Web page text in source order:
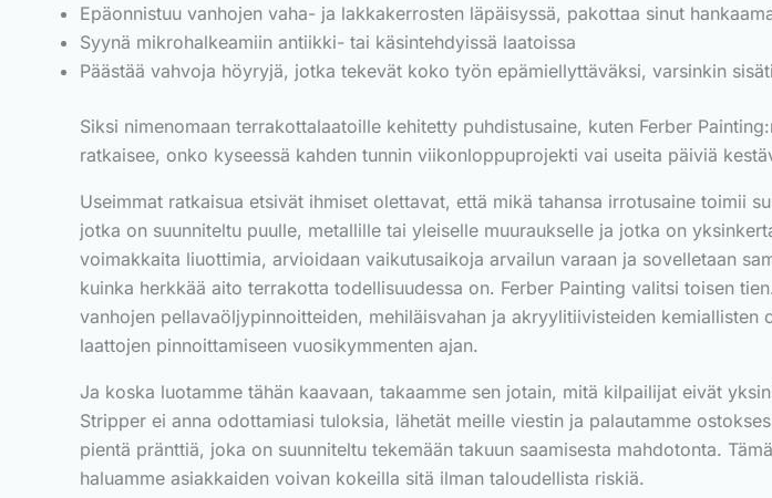
Epäonnistuu vanhojen vaha- ja lakkakerrosten läpäisyssä, pakottaa sinut
Syynä mikrohalkeamiin antiikki- tai käsintehdyissä laatoissa
Päästää vahvoja höyryjä, jotka tekevät koko työn epämiellyttäväksi, varsinkin
Siksi nimenomaan terrakottalaatoille kehitetty puhdistusaine, kuten Ferber
ratkaisee, onko kyseessä kahden tunnin viikonloppuprojekti vai useita päiviä
Useimmat ratkaisua etsivät ihmiset olettavat, että mikä tahansa irrotusaine toimii
jotka on suunniteltu puulle, metallille tai yleiselle muuraukselle ja jotka on
voimakkaita liuottimia, arvioidaan vaikutusaikoja arvailun varaan ja sovelletaan
kuinka herkkää aito terrakotta todellisuudessa on. Ferber Painting valitsi toisen
vanhojen pellavaöljypinnoitteiden, mehiläisvahan ja akryylitiivisteiden
laattojen pinnoittamiseen vuosikymmenten ajan.
Ja koska luotamme tähän kaavaan, takaamme sen jotain, mitä kilpailijat eivät
Stripper ei anna odottamiasi tuloksia, lähetät meille viestin ja palautamme
pientä pränttiä, joka on suunniteltu tekemään takuun saamisesta mahdotonta.
haluamme asiakkaiden voivan kokeilla sitä ilman taloudellista riskiä.